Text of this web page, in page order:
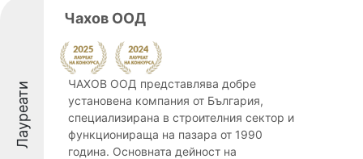
Лауреати
Чахов ООД
ЧАХОВ ООД представлява добре
установена компания от България,
специализирана в строителния сектор и
функционираща на пазара от 1990
година. Основната дейност на